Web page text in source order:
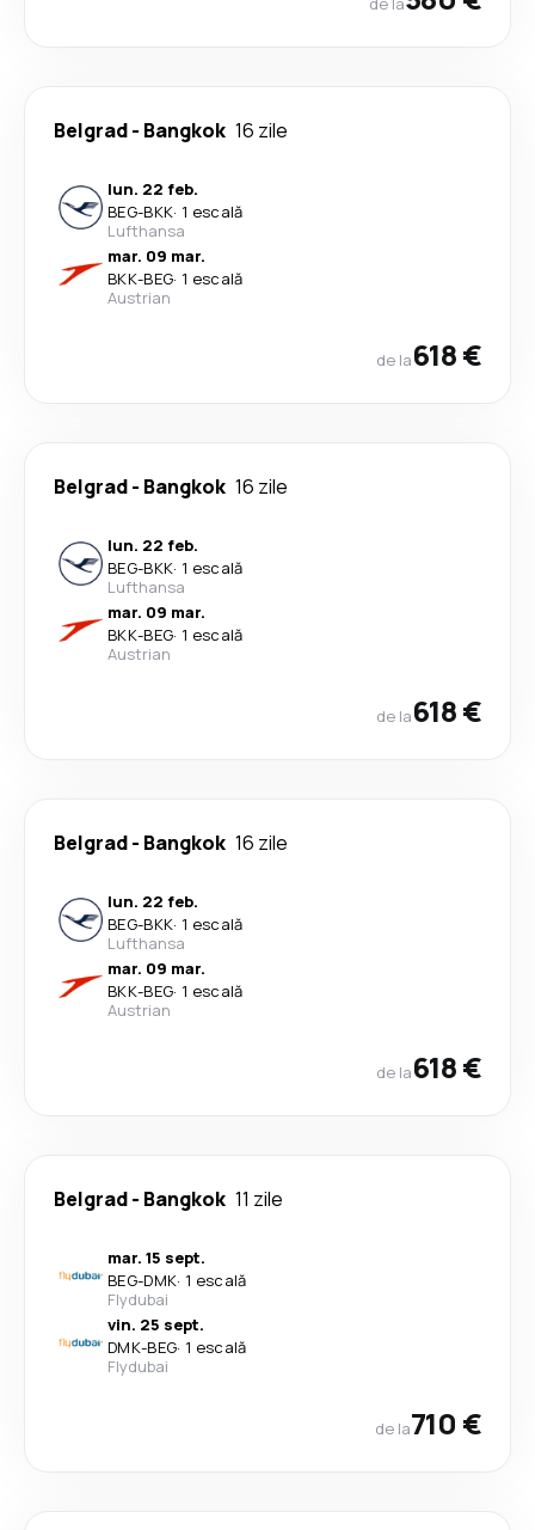
Belgrad- Bangkok 16 zile
lun. 22 feb.
BEG-BKK· 1 escală
Lufthansa
mar. 09 mar.
BKK-BEG· 1 escală
Austrian
de la618 €
Belgrad- Bangkok 16 zile
lun. 22 feb.
BEG-BKK· 1 escală
Lufthansa
mar. 09 mar.
BKK-BEG· 1 escală
Austrian
de la618 €
Belgrad- Bangkok 16 zile
lun. 22 feb.
BEG-BKK· 1 escală
Lufthansa
mar. 09 mar.
BKK-BEG· 1 escală
Austrian
de la618 €
Belgrad- Bangkok 11 zile
mar. 15 sept.
BEG-DMK· 1 escală
Flydubai
vin. 25 sept.
DMK-BEG· 1 escală
Flydubai
de la710 €